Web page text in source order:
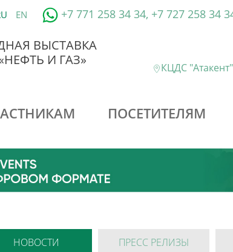
EN +7 771 258 34 34, +7 727 258 34
ВЫСТАВКА
И ГАЗ»
КЦДС "Атакент"
ПОСЕТИТЕЛЯМ
НОВОСТИ ПРЕСС РЕЛИЗЫ